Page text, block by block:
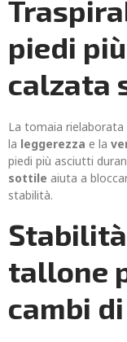
piedi
calzata
La tomaia rielaborata
la leggerezza e la
piedi più asciutti
sottile aiuta a
stabilità.
tallone
cambi